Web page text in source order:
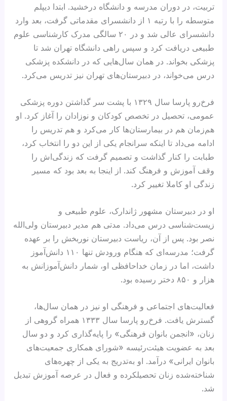
تربیت، در دوران مدرسه و دانشگاه درخشید. ابتدا دیپلم
متوسطه را با رتبه ۱ از دانشسرای مقدماتی گرفت، بعد وارد
دانشسرای عالی شد و در ۲۰ سالگی مدرک کارشناسی علوم
طبیعی دریافت کرد و سپس راهی دانشگاه تهران شد تا
پزشکی بخواند. در همان سال‌هایی که در دانشکده پزشکی
درس می‌خواند، در دبیرستان‌های تهران نیز تدریس می‌کرد.
فرخ‌رو پارسا سال ۱۳۲۹ با پشت سر گذاشتن دوره پزشکی
عمومی، تحصیل در تخصص کودکان و نوزادان را آغاز کرد. او
هم‌زمان هم در بیمارستان‌ها کار می‌کرد و هم تدریس را
ادامه می‌داد تا اینکه سرانجام یکی از این دو را انتخاب کرد،
طبابت را کنار گذاشت و تصمیم گرفت که زندگی‌اش را
وقف آموزش و فرهنگ کند. از اینجا به بعد بود که مسیر
زندگی او کاملا تغییر کرد.
او در دبیرستان مشهور ژاندارک، علوم طبیعی و
زیست‌شناسی درس می‌داد. مدتی هم مدیر دبیرستان‌ ولی‌الله
نصر بود. پس از آن، ریاست دبیرستان نوربخش را بر عهده
گرفت؛ مدرسه‌ای که هنگام ورودش تنها ۱۱۰ دانش‌آموز
داشت، اما در زمان خداحافظی او، شمار دانش‌آموزانش به
هزار و ۸۵۰ دختر رسیده بود.
فعالیت‌های اجتماعی و فرهنگی او نیز در همان سال‌ها،
گسترش یافت. فرخ‌رو پارسا سال ۱۳۳۳ همراه گروهی از
زنان، «انجمن بانوان فرهنگی» را پایه‌گذاری کرد و دو سال
بعد به عضویت هیئت‌رئیسه «شورای همکاری جمعیت‌های
بانوان ایرانی» درآمد. او به‌تدریج به یکی از چهره‌های
شناخته‌شده زنان تحصیلکرده و فعال در عرصه آموزش تبدیل
شد.